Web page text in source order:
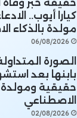
حقيقة خبر
كيارا أيوب..
مولدة بالذكاء
06/08/2026
الصورة
بابنها بعد
حقيقية ومولدة
الاصطناعي
02/08/2026